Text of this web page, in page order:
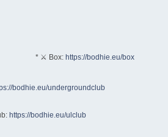
* ⚔ Box: https://bodhie.eu/box
bodhie.eu/undergroundclub
https://bodhie.eu/ulclub